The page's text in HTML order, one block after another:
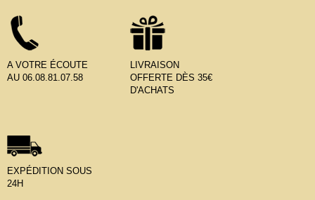
A VOTRE ÉCOUTE
AU 06.08.81.07.58
LIVRAISON
OFFERTE DÈS 35€
D'ACHATS
EXPÉDITION SOUS
24H